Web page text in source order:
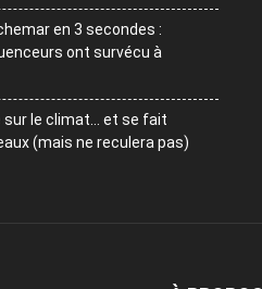
en 3 secondes :
ont survécu à
sur le climat… et se fait
(mais ne reculera pas)